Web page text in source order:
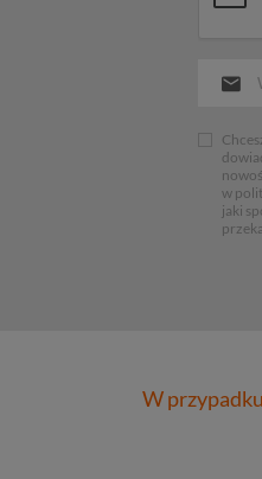
w
jaki
W